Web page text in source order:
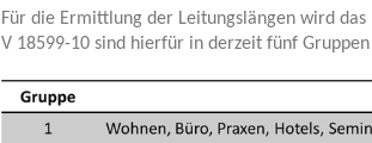
Für die Ermittlung der Leitungslängen wird
V 18599-10 sind hierfür in derzeit fünf